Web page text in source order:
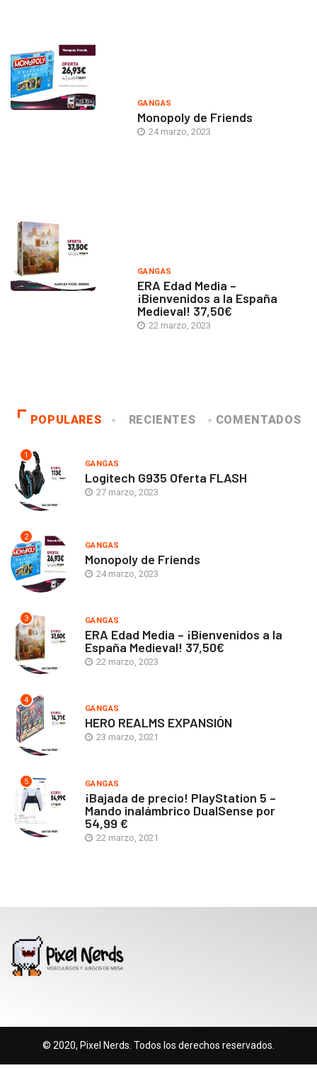
GANGAS
Monopoly de Friends
24 marzo, 2023
GANGAS
ERA Edad Media –
¡Bienvenidos a la España
Medieval! 37,50€
22 marzo, 2023
POPULARES RECIENTES COMENTADOS
1
GANGAS
Logitech G935 Oferta FLASH
27 marzo, 2023
2
GANGAS
Monopoly de Friends
24 marzo, 2023
3 GANGAS
ERA Edad Media – ¡Bienvenidos a la
España Medieval! 37,50€
22 marzo, 2023
4
GANGAS
HERO REALMS EXPANSIÓN
23 marzo, 2021
5 GANGAS
¡Bajada de precio! PlayStation 5 –
Mando inalámbrico DualSense por
54,99 €
22 marzo, 2021
© 2020, Pixel Nerds. Todos los derechos reservados.